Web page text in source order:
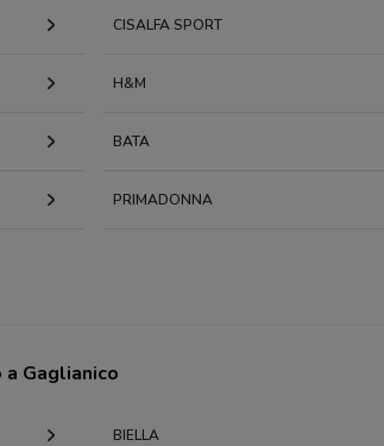
CISALFA SPORT
H&M
BATA
PRIMADONNA
Gaglianico
BIELLA